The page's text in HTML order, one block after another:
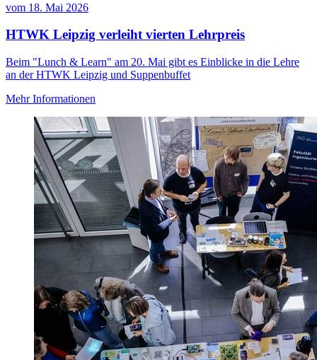
vom 18. Mai 2026
HTWK Leipzig verleiht vierten Lehrpreis
Beim "Lunch & Learn" am 20. Mai gibt es Einblicke in die Lehre
an der HTWK Leipzig und Suppenbuffet
Mehr Informationen